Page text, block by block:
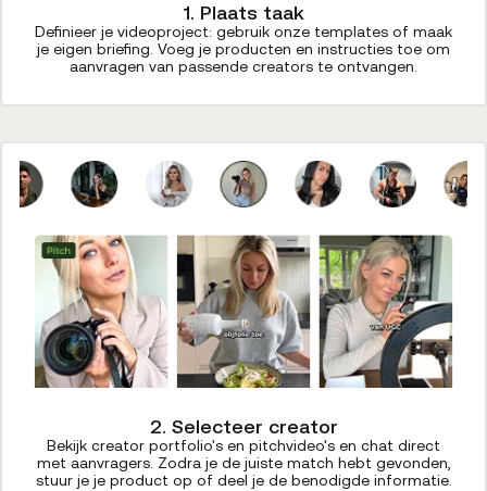
1. Plaats taak
Definieer je videoproject: gebruik onze templates of maak
je eigen briefing. Voeg je producten en instructies toe om
aanvragen van passende creators te ontvangen.
2. Selecteer creator
Bekijk creator portfolio's en pitchvideo's en chat direct
met aanvragers. Zodra je de juiste match hebt gevonden,
stuur je je product op of deel je de benodigde informatie.